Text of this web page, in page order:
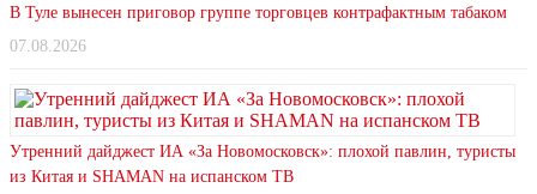
В Туле вынесен приговор группе торговцев контрафактным табаком
07.08.2026
Утренний дайджест ИА «За Новомосковск»: плохой павлин, туристы
из Китая и SHAMAN на испанском ТВ